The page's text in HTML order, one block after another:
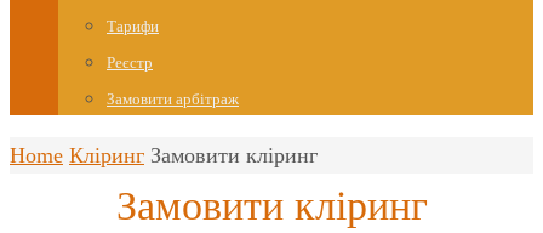
Тарифи
Реєстр
Замовити арбітраж
Home Кліринг Замовити кліринг
Замовити кліринг